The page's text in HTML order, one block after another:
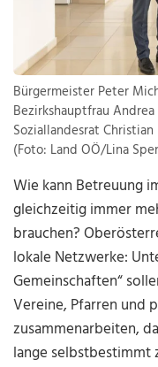
Bürgermeister Peter
Bezirkshauptfrau
Soziallandesrat
(Foto: Land OÖ/Lina
Wie kann Betreuung
gleichzeitig immer
brauchen?
lokale Netzwerke:
Gemeinschaften“
Vereine, Pfarren und
zusammenarbeiten,
lange selbstbestimmt